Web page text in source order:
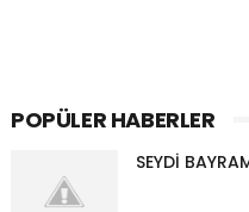
POPÜLER HABERLER
SEYDİ